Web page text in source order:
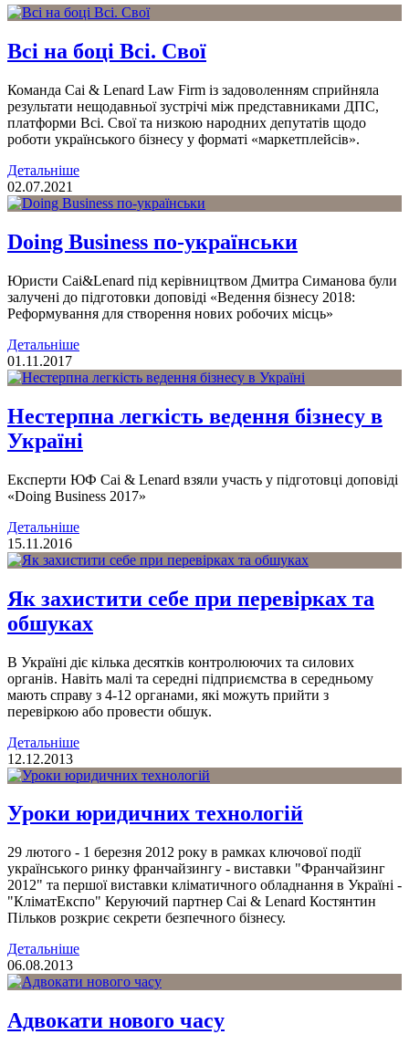
Всі на боці Всі. Свої
Команда Cai & Lenard Law Firm із задоволенням сприйняла
результати нещодавньої зустрічі між представниками ДПС,
платформи Всі. Свої та низкою народних депутатів щодо
роботи українського бізнесу у форматі «маркетплейсів».
Детальніше
02.07.2021
Doing Business по-українськи
Юристи Cai&Lenard під керівництвом Дмитра Симанова були
залучені до підготовки доповіді «Ведення бізнесу 2018:
Реформування для створення нових робочих місць»
Детальніше
01.11.2017
Нестерпна легкість ведення бізнесу в
Україні
Експерти ЮФ Cai & Lenard взяли участь у підготовці доповіді
«Doing Business 2017»
Детальніше
15.11.2016
Як захистити себе при перевірках та
обшуках
В Україні діє кілька десятків контролюючих та силових
органів. Навіть малі та середні підприємства в середньому
мають справу з 4-12 органами, які можуть прийти з
перевіркою або провести обшук.
Детальніше
12.12.2013
Уроки юридичних технологій
29 лютого - 1 березня 2012 року в рамках ключової події
українського ринку франчайзингу - виставки "Франчайзинг
2012" та першої виставки кліматичного обладнання в Україні -
"КліматЕкспо" Керуючий партнер Cai & Lenard Костянтин
Пільков розкриє секрети безпечного бізнесу.
Детальніше
06.08.2013
Адвокати нового часу